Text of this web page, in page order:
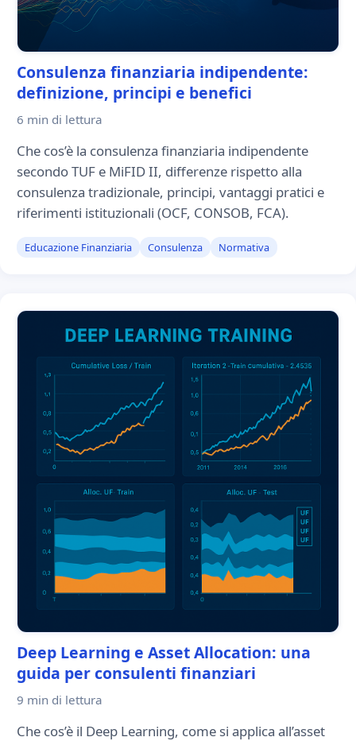
Consulenza finanziaria indipendente:
definizione, principi e benefici
6 min di lettura
Che cos’è la consulenza finanziaria indipendente
secondo TUF e MiFID II, differenze rispetto alla
consulenza tradizionale, principi, vantaggi pratici e
riferimenti istituzionali (OCF, CONSOB, FCA).
Educazione Finanziaria Consulenza Normativa
Deep Learning e Asset Allocation: una
guida per consulenti finanziari
9 min di lettura
Che cos’è il Deep Learning, come si applica all’asset